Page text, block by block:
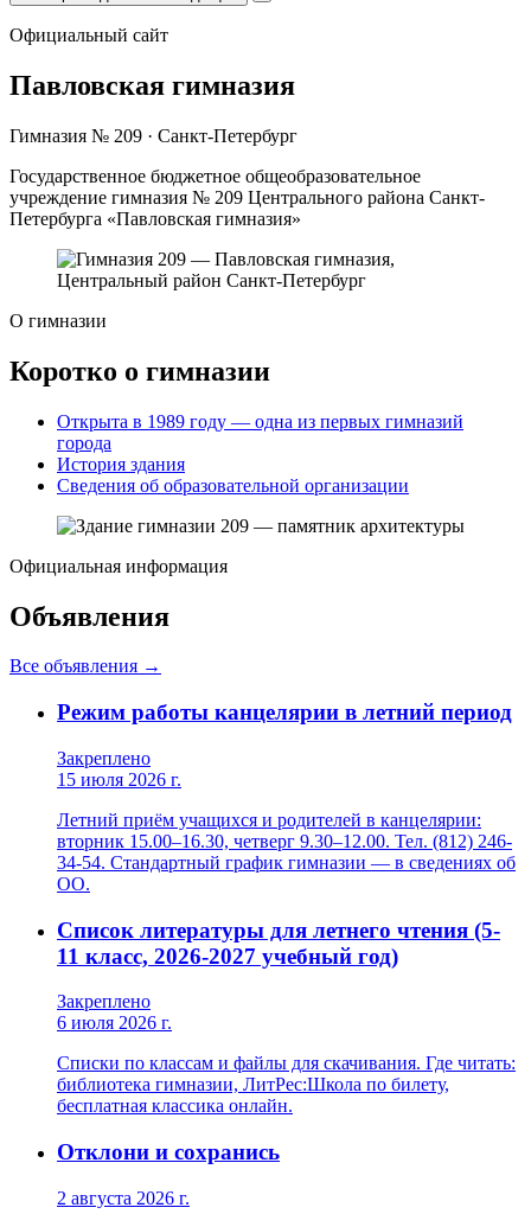
Официальный сайт
Павловская гимназия
Гимназия № 209 · Санкт-Петербург
Государственное бюджетное общеобразовательное
учреждение гимназия № 209 Центрального района Санкт-
Петербурга «Павловская гимназия»
О гимназии
Коротко о гимназии
Открыта в 1989 году — одна из первых гимназий
города
История здания
Сведения об образовательной организации
Официальная информация
Объявления
Все объявления →
Режим работы канцелярии в летний период
Закреплено
15 июля 2026 г.
Летний приём учащихся и родителей в канцелярии:
вторник 15.00–16.30, четверг 9.30–12.00. Тел. (812) 246-
34-54. Стандартный график гимназии — в сведениях об
ОО.
Список литературы для летнего чтения (5-
11 класс, 2026-2027 учебный год)
Закреплено
6 июля 2026 г.
Списки по классам и файлы для скачивания. Где читать:
библиотека гимназии, ЛитРес:Школа по билету,
бесплатная классика онлайн.
Отклони и сохранись
2 августа 2026 г.